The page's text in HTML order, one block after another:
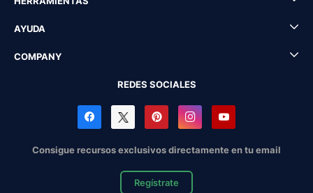
AYUDA
COMPANY
REDES SOCIALES
Consigue recursos exclusivos directamente en tu email
Regístrate